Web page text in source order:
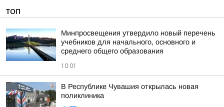
ТОП
Минпросвещения утвердило новый перечень
учебников для начального, основного и
среднего общего образования
10:01
В Республике Чувашия открылась новая
поликлиника